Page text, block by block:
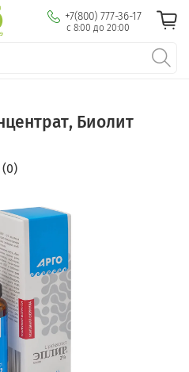
+7(800) 777-36-17
с 8:00 до 20:00
Биолит
(0)